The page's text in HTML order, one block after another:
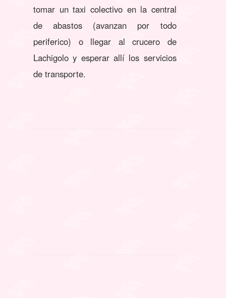
tomar un taxi colectivo en la central
de abastos (avanzan por todo
periferico) o llegar al crucero de
Lachigolo y esperar allí los servicios
de transporte.